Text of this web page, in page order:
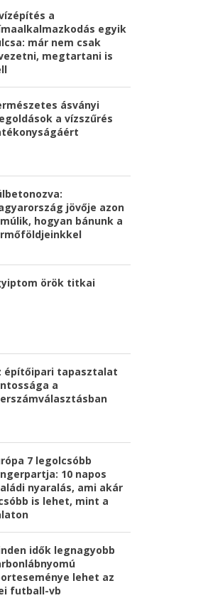
a
egyik
már nem csak
megtartani is
ásványi
a vízszűrés
jövője azon
hogyan bánunk a
örök titkai
építőipari tapasztalat
a
7 legolcsóbb
10 napos
nyaralás, ami akár
is lehet, mint a
idők legnagyobb
lehet az
futball-vb